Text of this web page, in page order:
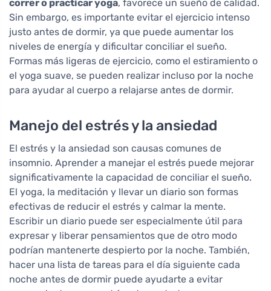
correr o practicar yoga, favorece un sueño de calidad.
Sin embargo, es importante evitar el ejercicio intenso
justo antes de dormir, ya que puede aumentar los
niveles de energía y dificultar conciliar el sueño.
Formas más ligeras de ejercicio, como el estiramiento o
el yoga suave, se pueden realizar incluso por la noche
para ayudar al cuerpo a relajarse antes de dormir.
Manejo del estrés y la ansiedad
El estrés y la ansiedad son causas comunes de
insomnio. Aprender a manejar el estrés puede mejorar
significativamente la capacidad de conciliar el sueño.
El yoga, la meditación y llevar un diario son formas
efectivas de reducir el estrés y calmar la mente.
Escribir un diario puede ser especialmente útil para
expresar y liberar pensamientos que de otro modo
podrían mantenerte despierto por la noche. También,
hacer una lista de tareas para el día siguiente cada
noche antes de dormir puede ayudarte a evitar